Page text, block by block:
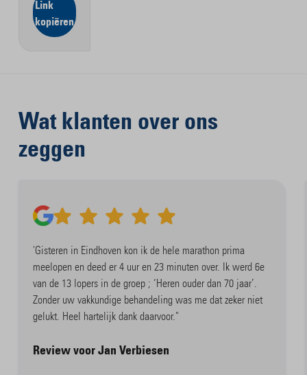
Link
kopiëren
Wat klanten over ons
zeggen
'Gisteren in Eindhoven kon ik de hele marathon prima
meelopen en deed er 4 uur en 23 minuten over. Ik werd 6e
van de 13 lopers in de groep ; ‘Heren ouder dan 70 jaar’.
Zonder uw vakkundige behandeling was me dat zeker niet
gelukt. Heel hartelijk dank daarvoor."
Review voor Jan Verbiesen